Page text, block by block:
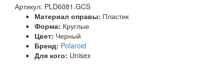
Артикул: PLD6081.GCS
Материал оправы: Пластик
Форма: Круглые
Цвет: Черный
Бренд: Polaroid
Для кого: Unisex